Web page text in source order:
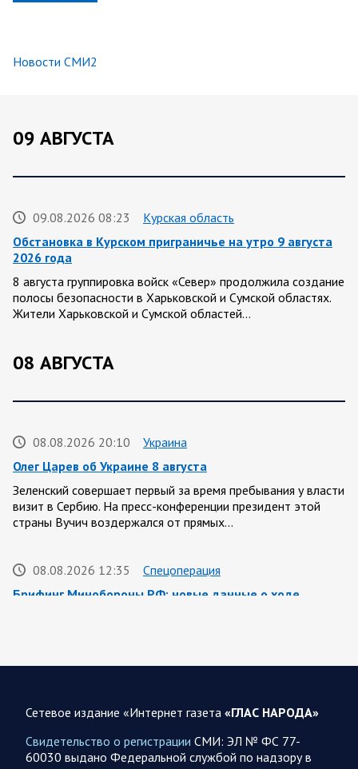
Новости СМИ2
09 АВГУСТА
09.08.2026 08:23
Курская область
Обстановка в Курском приграничье на утро 9 августа
2026 года
8 августа группировка войск «Север» продолжила создание
полосы безопасности в Харьковской и Сумской областях.
Жители Харьковской и Сумской областей…
08 АВГУСТА
08.08.2026 20:10
Украина
Олег Царев об Украине 8 августа
Зеленский совершает первый за время пребывания у власти
визит в Сербию. На пресс-конференции президент этой
страны Вучич воздержался от прямых…
08.08.2026 12:35
Спецоперация
Брифинг Минобороны РФ: новые данные о ходе
представители группировок «Север», «Запад», «Центр»,
Сводка военных действий от Минобороны РФ 8
Сетевое издание «Интернет газета «ГЛАС НАРОДА»
Свидетельство о регистрации СМИ: ЭЛ № ФС 77-
60030 выдано Федеральной службой по надзору в